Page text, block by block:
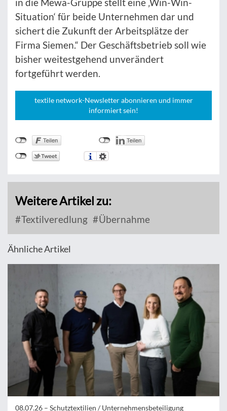
Situation‘ für beide Unternehmen dar und
sichert die Zukunft der Arbeitsplätze der
Firma Siemen.“ Der Geschäftsbetrieb soll wie
bisher weitestgehend unverändert
fortgeführt werden.
textile network-Newsletter abonnieren und immer
informiert sein!
Weitere Artikel zu:
Textilveredlung Übernahme
Ähnliche Artikel
08.07.26 – Schutztextilien / Unternehmensbeteiligung